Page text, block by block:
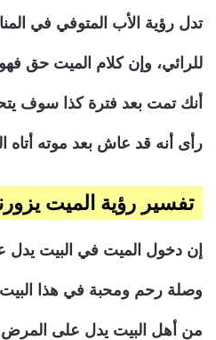
تدل رؤية الأب المتوفي في
للرائي، وإن كلام الميت حق
أنك تمت بعد فترة كذا سوف
رأى أنه قد عاش بعد موته
تفسير رؤية الميت
إن دخول الميت في البيت
وصلة رحم ومحبة في هذا
من أهل البيت يدل على